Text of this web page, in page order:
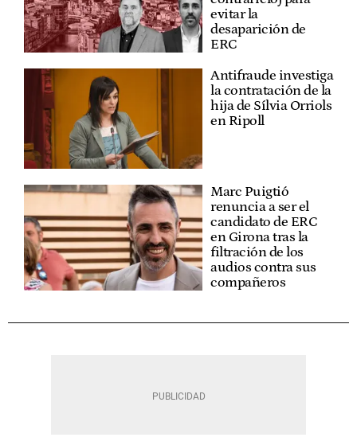
evitar la
desaparición de
ERC
Antifraude investiga
la contratación de la
hija de Sílvia Orriols
en Ripoll
Marc Puigtió
renuncia a ser el
candidato de ERC
en Girona tras la
filtración de los
audios contra sus
compañeros